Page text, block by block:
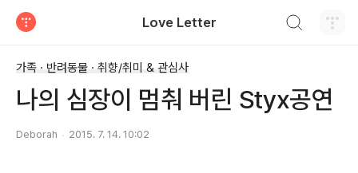
Love Letter
가족 · 반려동물 · 취향/취미 & 관심사
나의 심장이 멈춰 버린 Styx공연
Deborah 2015. 7. 14. 10:02